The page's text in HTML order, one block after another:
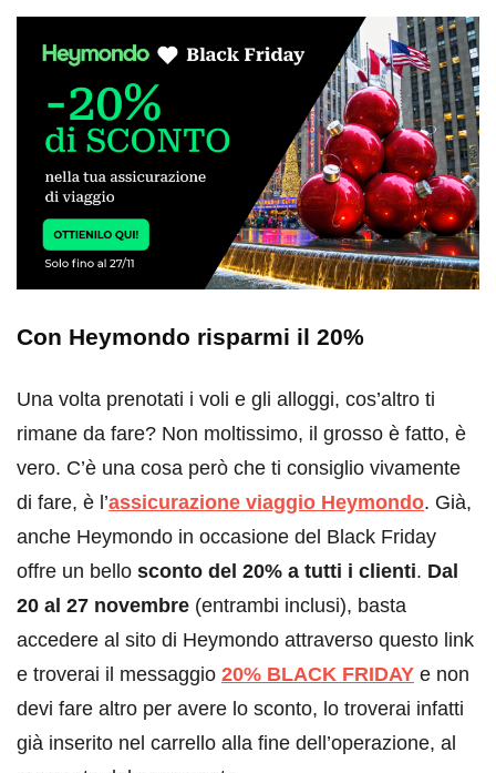
Con Heymondo risparmi il 20%
Una volta prenotati i voli e gli alloggi, cos’altro ti
rimane da fare? Non moltissimo, il grosso è fatto, è
vero. C’è una cosa però che ti consiglio vivamente
di fare, è l’assicurazione viaggio Heymondo. Già,
anche Heymondo in occasione del Black Friday
offre un bello sconto del 20% a tutti i clienti. Dal
20 al 27 novembre (entrambi inclusi), basta
accedere al sito di Heymondo attraverso questo link
e troverai il messaggio 20% BLACK FRIDAY e non
devi fare altro per avere lo sconto, lo troverai infatti
già inserito nel carrello alla fine dell’operazione, al